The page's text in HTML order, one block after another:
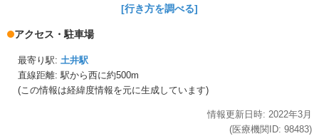
[行き方を調べる]
アクセス・駐車場
最寄り駅: 土井駅
直線距離: 駅から西に約500m
(この情報は経緯度情報を元に生成しています)
情報更新日時: 2022年3月
(医療機関ID: 98483)